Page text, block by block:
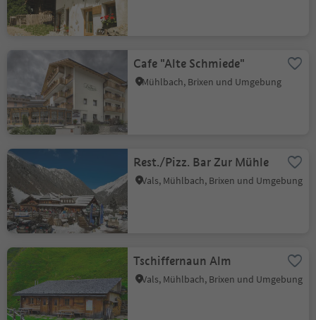
Cafe "Alte Schmiede"
Mühlbach, Brixen und Umgebung
Rest./Pizz. Bar Zur Mühle
Vals, Mühlbach, Brixen und Umgebung
Tschiffernaun Alm
Vals, Mühlbach, Brixen und Umgebung